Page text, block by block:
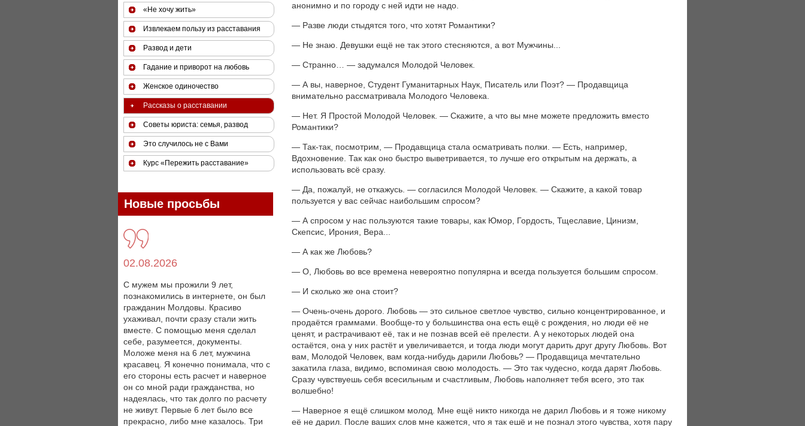
анонимно и по городу с ней идти не надо.
— Разве люди стыдятся того, что хотят Романтики?
— Не знаю. Девушки ещё не так этого стесняются, а вот Мужчины...
— Странно… — задумался Молодой Человек.
— А вы, наверное, Студент Гуманитарных Наук, Писатель или Поэт? — Продавщица
внимательно рассматривала Молодого Человека.
— Нет. Я Простой Молодой Человек. — Скажите, а что вы мне можете предложить вместо
Романтики?
— Так-так, посмотрим, — Продавщица стала осматривать полки. — Есть, например,
Вдохновение. Так как оно быстро выветривается, то лучше его открытым на держать, а
использовать всё сразу.
— Да, пожалуй, не откажусь. — согласился Молодой Человек. — Скажите, а какой товар
пользуется у вас сейчас наибoльшим спросом?
— А спросом у нас пользуются такие товары, как Юмор, Гордость, Тщеславие, Цинизм,
Скепсис, Ирония, Вера...
— А как же Любовь?
— О, Любовь во все времена невероятно популярна и всегда пользуется большим спросом.
— И сколько же она стоит?
— Очень-очень дорого. Любовь — это сильное светлое чувство, сильно концентрированное, и
продаётся граммами. Вообще-то у большинства она есть ещё с рождения, но люди её не
ценят, и растрачивают её, так и не познав всей её прелести. А у некоторых людей она
остаётся, она у них растёт и увеличивается, и тогда люди могут дарить друг другу Любовь. Вот
вам, Молодой Человек, вам когда-нибудь дарили Любовь? — Продавщица мечтательно
закатила глаза, видимо, вспоминая свою молодость. — Это так чудесно, когда дарят Любовь.
Сразу чувствуешь себя всесильным и счастливым, Любовь наполняет тебя всего, это так
волшебно!
— Наверное я ещё слишком молод. Мне ещё никто никогда не дарил Любовь и я тоже никому
её не дарил. После ваших слов мне кажется, что я так ешё и не познал этого чувства, хотя пару
«Не хочу жить»
Извлекаем пользу из расставания
Развод и дети
Гадание и приворот на любовь
Женское одиночество
Рассказы о расставании
Советы юриста: семья, развод
Это случилось не с Вами
Курс «Пережить расставание»
Новые просьбы
02.08.2026
С мужем мы прожили 9 лет,
познакомились в интернете, он был
гражданин Молдовы. Красиво
ухаживал, почти сразу стали жить
вместе. С помощью меня сделал
себе, разумеется, документы.
Моложе меня на 6 лет, мужчина
красавец. Я конечно понимала, что с
его стороны есть расчет и наверное
он со мной ради гражданства, но
надеялась, что так долго по расчету
не живут. Первые 6 лет было все
прекрасно, либо мне казалось. Три